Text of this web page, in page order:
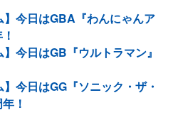
】今日はGBA『わんにゃんア
今日はGB『ウルトラマン』
今日はGG『ソニック・ザ・
！